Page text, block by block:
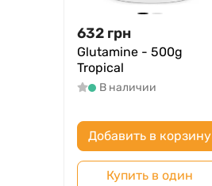
632 грн
Glutamine - 500g
Tropical
В наличии
Добавить в корзину
Купить в один